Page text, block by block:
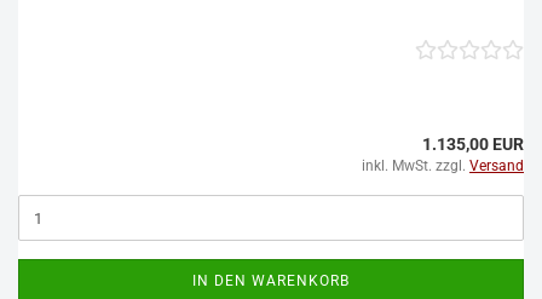
1.135,00 EUR
inkl. MwSt. zzgl. Versand
IN DEN WARENKORB